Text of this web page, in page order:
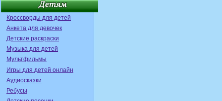
Кроссворды для детей
Анкета для девочек
Детские раскраски
Музыка для детей
Мультфильмы
Игры для детей онлайн
Аудиосказки
Ребусы